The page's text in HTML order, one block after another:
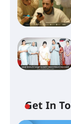
Get In